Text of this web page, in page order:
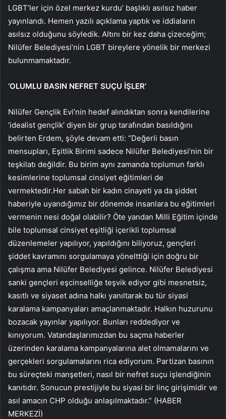
LGBT’ler için özel merkez kurdu’ başlıklı asılsız haber
yayınlandı. Hemen yazılı açıklama yaptık ve iddiaların
asılsız olduğunu söyledik. Altını bir kez daha çizeceğim;
Nilüfer Belediyesi’nin LGBT bireylere yönelik bir merkezi
bulunmamaktadır.
‘OLUMLU BASIN NEFRET SUÇU İŞLER’
Nilüfer Gençlik Evi’nin hedef alındıktan sonra kendilerine
‘idealist gençlik’ diyen bir grup tarafından basıldığını
belirten Erdem, şöyle devam etti: “Değerli basın
mensupları, Eşitlik Birimi sadece Nilüfer Belediyesi’nin bir
teşkilatı değildir. Bu birim aynı zamanda toplumun farklı
kesimlerine toplumsal cinsiyet eğitimleri de
vermektedir.Her sabah bir kadın cinayeti ya da şiddet
haberiyle uyandığımız bir dönemde insanlara bu eğitimleri
vermenin nesi doğal olabilir? Öte yandan Milli Eğitim içinde
bile toplumsal cinsiyet eşitliği içerikli toplumsal
düzenlemeler yapılıyor, yapıldığını biliyoruz, gençleri
şiddet kavramını sorgulamaya yönelttiği için doğru bir
çalışma ama Nilüfer Belediyesi gelince. Nilüfer Belediyesi
sanki gençleri eşcinselliğe teşvik ediyor gibi mesnetsiz,
kasıtlı ve siyaset adına halkı yanıltarak bu tür siyasi
karalama kampanyaları amaçlanmaktadır. Halkın huzurunu
bozacak yayınlar yapılıyor. Bunları reddediyor ve
kınıyorum. Vatandaşlarımızdan bu saçma haberler
üzerinden karalama kampanyalarına alet olmamalarını ve
gerçekleri sorgulamalarını rica ediyorum. Partizan basının
bu süreçteki manşetleri, nasıl bir nefret suçu işlendiğinin
kanıtıdır. Sonucun prestijiyle bu siyasi bir linç girişimidir ve
asıl amacın CHP olduğu anlaşılmaktadır.” (HABER
MERKEZİ)